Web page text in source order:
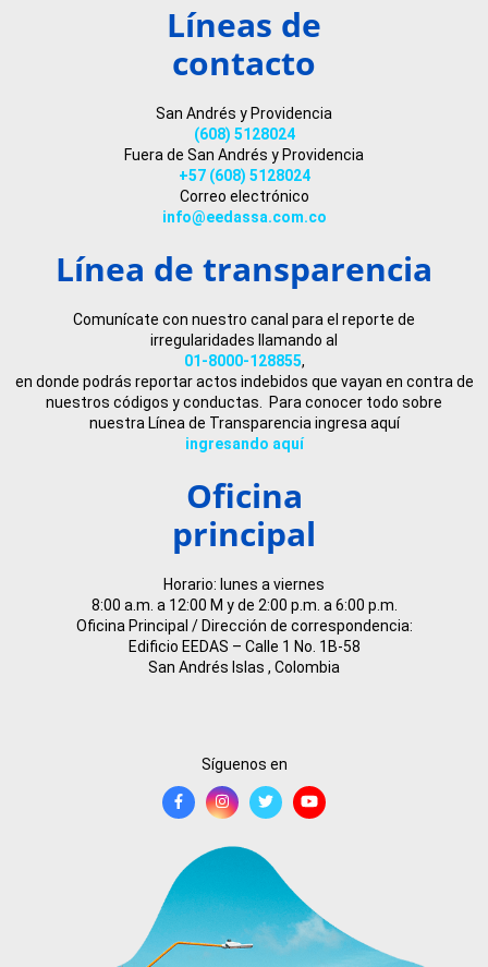
Líneas de
contacto
San Andrés y Providencia
(608) 5128024
Fuera de San Andrés y Providencia
+57 (608) 5128024
Correo electrónico
info@eedassa.com.co
Línea de transparencia
Comunícate con nuestro canal para el reporte de
irregularidades llamando al
01-8000-128855,
en donde podrás reportar actos indebidos que vayan en contra de
nuestros códigos y conductas. Para conocer todo sobre
nuestra Línea de Transparencia ingresa aquí
ingresando aquí
Oficina
principal
Horario: lunes a viernes
8:00 a.m. a 12:00 M y de 2:00 p.m. a 6:00 p.m.
Oficina Principal / Dirección de correspondencia:
Edificio EEDAS – Calle 1 No. 1B-58
San Andrés Islas , Colombia
Síguenos en